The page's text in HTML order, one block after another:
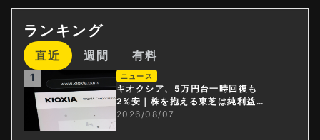
ランキング
直近 週間 有料
1 ニュース
キオクシア、5万円台一時回復も
2%安｜株を抱える東芝は純利益3
0倍
2026/08/07